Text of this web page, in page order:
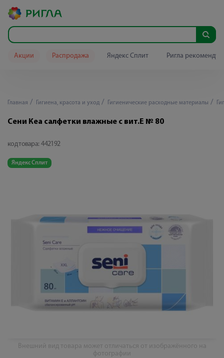
Акции Распродажа Яндекс Сплит Ригла
Главная Гигиена, красота и уход Гигиенические расходные материалы
Сени Кеа салфетки влажные с вит.Е № 80
код товара: 442192
Яндекс Сплит
Внешний вид товара может отличаться от изображённого на
фотографии